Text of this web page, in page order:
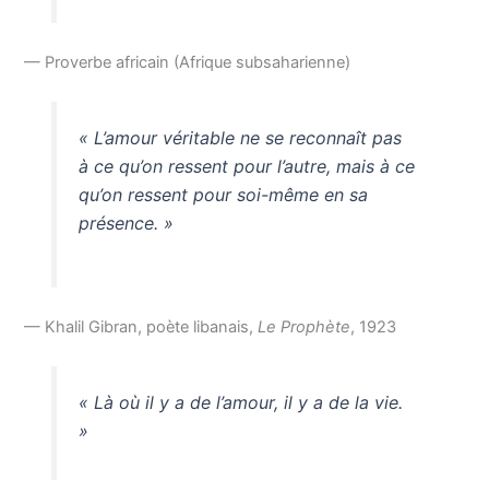
— Proverbe africain (Afrique subsaharienne)
« L’amour véritable ne se reconnaît pas
à ce qu’on ressent pour l’autre, mais à ce
qu’on ressent pour soi-même en sa
présence. »
— Khalil Gibran, poète libanais,Le Prophète, 1923
« Là où il y a de l’amour, il y a de la vie.
»